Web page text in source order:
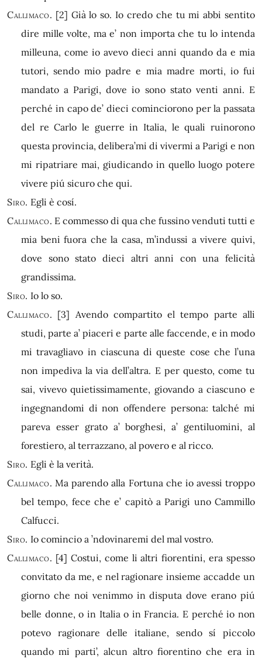
Callimaco. [2] Già lo so. Io credo che tu mi abbi sentito
dire mille volte, ma e’ non importa che tu lo intenda
milleuna, come io avevo dieci anni quando da e mia
tutori, sendo mio padre e mia madre morti, io fui
mandato a Parigi, dove io sono stato venti anni. E
perché in capo de’ dieci cominciorono per la passata
del re Carlo le guerre in Italia, le quali ruinorono
questa provincia, delibera’mi di vivermi a Parigi e non
mi ripatriare mai, giudicando in quello luogo potere
vivere piú sicuro che qui.
Siro. Egli è cosí.
Callimaco. E commesso di qua che fussino venduti tutti e
mia beni fuora che la casa, m’indussi a vivere quivi,
dove sono stato dieci altri anni con una felicità
grandissima.
Siro. Io lo so.
Callimaco. [3] Avendo compartito el tempo parte alli
studi, parte a’ piaceri e parte alle faccende, e in modo
mi travagliavo in ciascuna di queste cose che l’una
non impediva la via dell’altra. E per questo, come tu
sai, vivevo quietissimamente, giovando a ciascuno e
ingegnandomi di non offendere persona: talché mi
pareva esser grato a’ borghesi, a’ gentiluomini, al
forestiero, al terrazzano, al povero e al ricco.
Siro. Egli è la verità.
Callimaco. Ma parendo alla Fortuna che io avessi troppo
bel tempo, fece che e’ capitò a Parigi uno Cammillo
Calfucci.
Siro. Io comincio a ’ndovinaremi del mal vostro.
Callimaco. [4] Costui, come li altri fiorentini, era spesso
convitato da me, e nel ragionare insieme accadde un
giorno che noi venimmo in disputa dove erano piú
belle donne, o in Italia o in Francia. E perché io non
potevo ragionare delle italiane, sendo sí piccolo
quando mi parti’, alcun altro fiorentino che era in